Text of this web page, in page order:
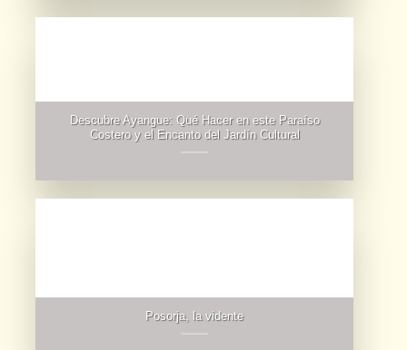
Descubre Ayangue: Qué Hacer en este Paraíso
Costero y el Encanto del Jardín Cultural
Posorja, la vidente